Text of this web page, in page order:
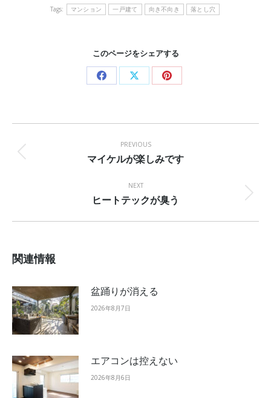
Tags: マンション 一戸建て 向き不向き 落とし穴
このページをシェアする
Share Share Share
navigation
PREVIOUS
Previous
マイケルが楽しみです
NEXT
Next
ヒートテックが臭う
関連情報
盆踊りが消える
2026年8月7日
エアコンは控えない
2026年8月6日